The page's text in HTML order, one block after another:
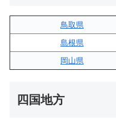
鳥取県
島根県
岡山県
四国地方